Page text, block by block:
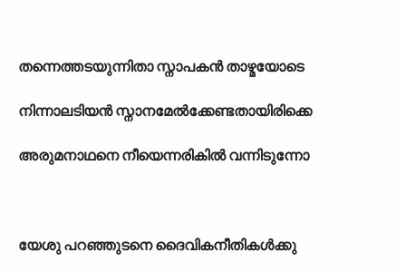
തന്നെത്തടയുന്നിതാ സ്നാപകൻ താഴ്മയോടെ
നിന്നാലടിയൻ സ്നാനമേൽക്കേണ്ടതായിരിക്കെ
അരുമനാഥനെ നീയെന്നരികിൽ വന്നിടുന്നോ
യേശു പറഞ്ഞുടനെ ദൈവികനീതികൾക്കു